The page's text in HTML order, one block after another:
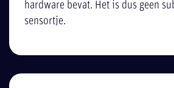
hardware bevat. Het is dus geen
sensortje.